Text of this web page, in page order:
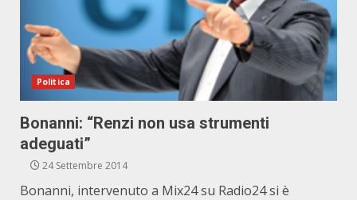
Politica
Bonanni: “Renzi non usa strumenti
adeguati”
24 Settembre 2014
Bonanni, intervenuto a Mix24 su Radio24 si è